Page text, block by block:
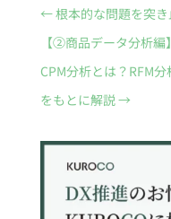
←根本的な問題を突
【②商品データ分析編】
CPM分析とは？RFM
をもとに解説→